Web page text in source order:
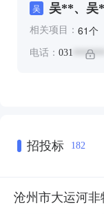
吴 吴**、吴
相关项目： 61个
电话： 031 *******
招投标 182
沧州市大运河